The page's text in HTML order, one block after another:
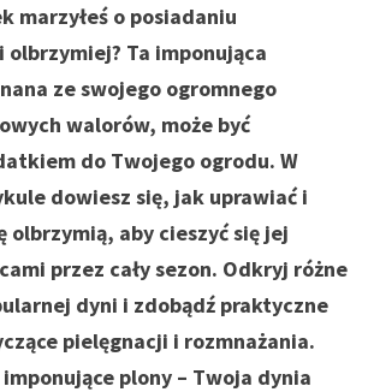
marzyłeś o posiadaniu
Ta imponująca
ze swojego ogromnego
walorów, może być
do Twojego ogrodu. W
dowiesz się, jak uprawiać i
olbrzymią, aby cieszyć się jej
przez cały sezon. Odkryj różne
dyni i zdobądź praktyczne
pielęgnacji i rozmnażania.
plony – Twoja dynia